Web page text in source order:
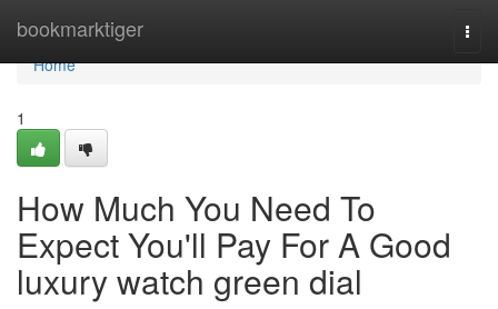
bookmarktiger
Home
Home
1
How Much You Need To
Expect You'll Pay For A Good
luxury watch green dial